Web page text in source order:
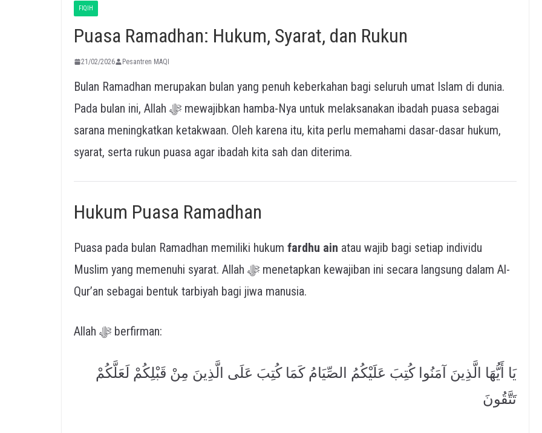
FIQIH
Puasa Ramadhan: Hukum, Syarat, dan Rukun
21/02/2026 Pesantren MAQI
Bulan Ramadhan merupakan bulan yang penuh keberkahan bagi seluruh umat Islam di dunia.
Pada bulan ini, Allah ﷻ mewajibkan hamba-Nya untuk melaksanakan ibadah puasa sebagai
sarana meningkatkan ketakwaan. Oleh karena itu, kita perlu memahami dasar-dasar hukum,
syarat, serta rukun puasa agar ibadah kita sah dan diterima.
Hukum Puasa Ramadhan
Puasa pada bulan Ramadhan memiliki hukum fardhu ain atau wajib bagi setiap individu
Muslim yang memenuhi syarat. Allah ﷻ menetapkan kewajiban ini secara langsung dalam Al-
Qur’an sebagai bentuk tarbiyah bagi jiwa manusia.
Allah ﷻ berfirman:
يَا أَيُّهَا الَّذِينَ آمَنُوا كُتِبَ عَلَيْكُمُ الصِّيَامُ كَمَا كُتِبَ عَلَى الَّذِينَ مِنْ قَبْلِكُمْ لَعَلَّكُمْ
تَتَّقُونَ